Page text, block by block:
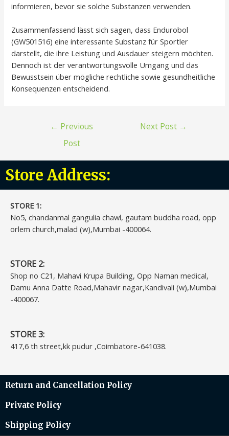
informieren, bevor sie solche Substanzen verwenden.
Zusammenfassend lässt sich sagen, dass Endurobol
(GW501516) eine interessante Substanz für Sportler
darstellt, die ihre Leistung und Ausdauer steigern möchten.
Dennoch ist der verantwortungsvolle Umgang und das
Bewusstsein über mögliche rechtliche sowie gesundheitliche
Konsequenzen entscheidend.
← Previous
Post
Next Post →
Store Address:
STORE 1:​
No5, chandanmal gangulia chawl, gautam buddha road, opp
orlem church,malad (w),Mumbai -400064.
STORE 2:
Shop no C21, Mahavi Krupa Building, Opp Naman medical,
Damu Anna Datte Road,Mahavir nagar,Kandivali (w),Mumbai
-400067.
STORE 3:
417,6 th street,kk pudur ,Coimbatore-641038.
Return and Cancellation Policy
Private Policy
Shipping Policy